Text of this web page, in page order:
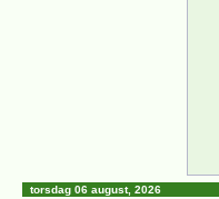
torsdag 06 august, 2026